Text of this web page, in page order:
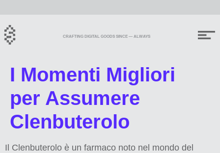
CRAFTING DIGITAL GOODS SINCE — ALWAYS
I Momenti Migliori
per Assumere
Clenbuterolo
Il Clenbuterolo è un farmaco noto nel mondo del